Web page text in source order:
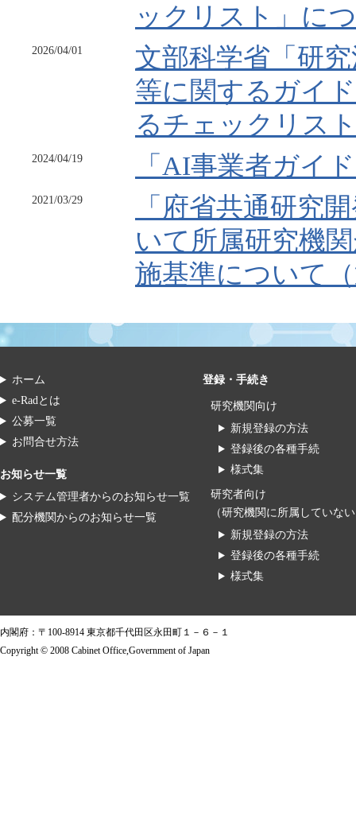
ホーム
e-Radとは
公募一覧
お問合せ方法
お知らせ一覧
システム管理者からのお知らせ一覧
配分機関からのお知らせ一覧
登録・手続き
研究機関向け
新規登録の方法
登録後の各種手続
様式集
研究者向け
（研究機関に所属していな
新規登録の方法
登録後の各種手続
様式集
内閣府：〒100-8914 東京都千代田区永田町１－６－１
Copyright © 2008 Cabinet Office,Government of Japan